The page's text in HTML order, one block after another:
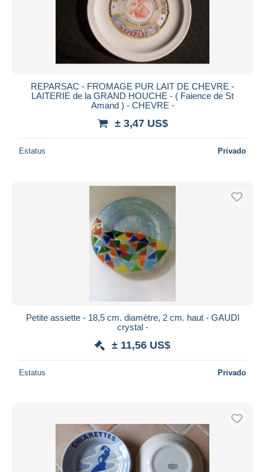
REPARSAC - FROMAGE PUR LAIT DE CHEVRE -
LAITERIE de la GRAND HOUCHE - ( Faience de St
Amand ) - CHEVRE -
± 3,47 US$
Estatus Privado
Petite assiette - 18,5 cm. diamètre, 2 cm. haut - GAUDI
crystal -
± 11,56 US$
Estatus Privado